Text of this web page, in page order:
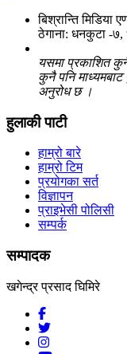
बिश्रान्ति मिडिया
ठेगाना: धनकुटा -
यसमा प्रकाशित कुनै
कुनै पनि
अनुरोध छ ।
हुलाकी पाटी
हाम्रो बारे
हाम्रो टिम
प्रयोगका सर्त
विज्ञापन
प्राइभेसी पोलिसी
सम्पर्क
सम्पादक
खगेन्द्र प्रसाद घिमिरे